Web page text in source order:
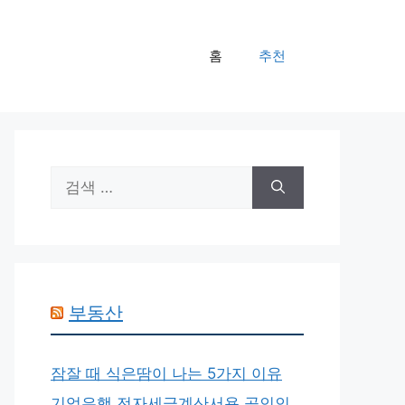
홈 추천
색:
부동산
잠잘 때 식은땀이 나는 5가지 이유